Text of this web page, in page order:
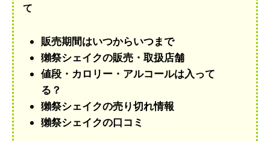
て
販売期間はいつからいつまで
獺祭シェイクの販売・取扱店舗
値段・カロリー・アルコールは入って
る？
獺祭シェイクの売り切れ情報
獺祭シェイクの口コミ